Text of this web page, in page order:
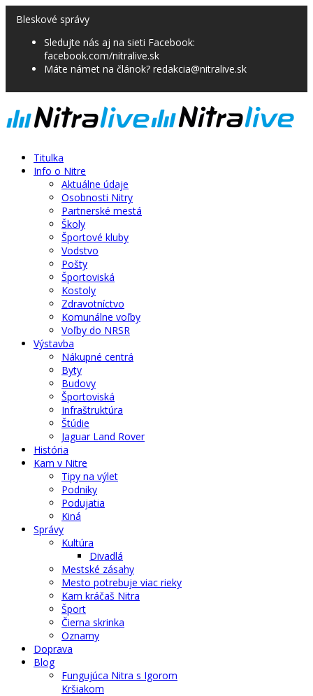
Bleskové správy
Sledujte nás aj na sieti Facebook:
facebook.com/nitralive.sk
Máte námet na článok? redakcia@nitralive.sk
Titulka
Info o Nitre
Aktuálne údaje
Osobnosti Nitry
Partnerské mestá
Školy
Športové kluby
Vodstvo
Pošty
Športoviská
Kostoly
Zdravotníctvo
Komunálne voľby
Voľby do NRSR
Výstavba
Nákupné centrá
Byty
Budovy
Športoviská
Infraštruktúra
Štúdie
Jaguar Land Rover
História
Kam v Nitre
Tipy na výlet
Podniky
Podujatia
Kiná
Správy
Kultúra
Divadlá
Mestské zásahy
Mesto potrebuje viac rieky
Kam kráčaš Nitra
Šport
Čierna skrinka
Oznamy
Doprava
Blog
Fungujúca Nitra s Igorom
Kršiakom